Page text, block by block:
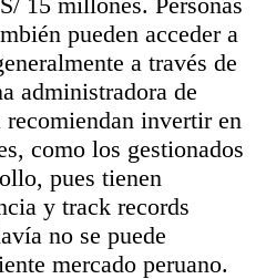
pueden acceder a
a través de
administradora de
invertir en
como los gestionados
pues tienen
y track records
no se puede
mercado peruano.